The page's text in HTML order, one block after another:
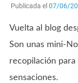
Publicada el 07/06/
Vuelta al blog
Son unas mini-
recopilación
sensaciones.